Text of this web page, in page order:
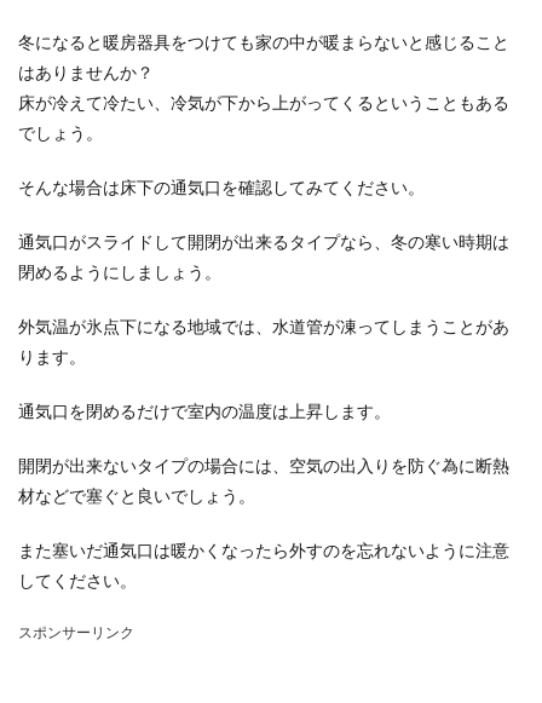
冬になると暖房器具をつけても家の中が暖まらないと感じること
はありませんか？
床が冷えて冷たい、冷気が下から上がってくるということもある
でしょう。
そんな場合は床下の通気口を確認してみてください。
通気口がスライドして開閉が出来るタイプなら、冬の寒い時期は
閉めるようにしましょう。
外気温が氷点下になる地域では、水道管が凍ってしまうことがあ
ります。
通気口を閉めるだけで室内の温度は上昇します。
開閉が出来ないタイプの場合には、空気の出入りを防ぐ為に断熱
材などで塞ぐと良いでしょう。
また塞いだ通気口は暖かくなったら外すのを忘れないように注意
してください。
スポンサーリンク